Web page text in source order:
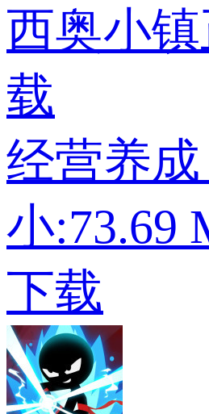
西奥小
载
经营养成
小:73.69
下载